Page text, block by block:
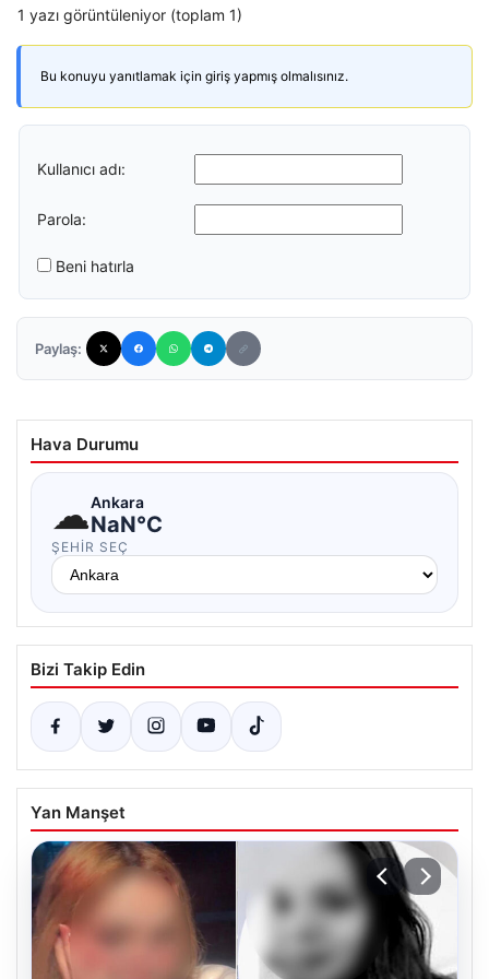
1 yazı görüntüleniyor (toplam 1)
Bu konuyu yanıtlamak için giriş yapmış olmalısınız.
Kullanıcı adı:
Parola:
Beni hatırla
Paylaş:
Hava Durumu
☁Ankara
NaN°C
ŞEHIR SEÇ
Bizi Takip Edin
Yan Manşet